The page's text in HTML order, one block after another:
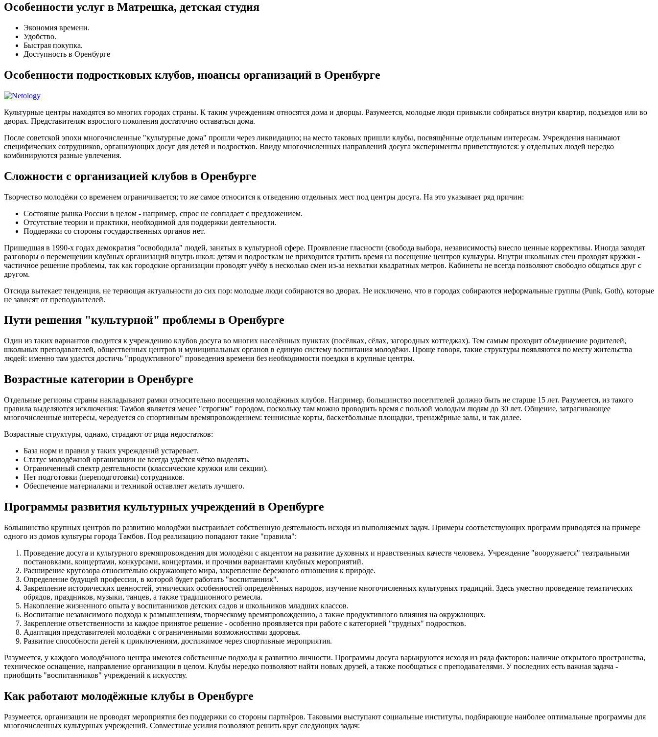
Особенности услуг в Матрешка, детская студия
Экономия времени.
Удобство.
Быстрая покупка.
Доступность в Оренбурге
Особенности подростковых клубов, нюансы организаций в Оренбурге
Культурные центры находятся во многих городах страны. К таким учреждениям относятся дома и дворцы. Разумеется, молодые люди привыкли собираться внутри квартир, подъездов или во
дворах. Представителям взрослого поколения достаточно оставаться дома.
После советской эпохи многочисленные "культурные дома" прошли через ликвидацию; на место таковых пришли клубы, посвящённые отдельным интересам. Учреждения нанимают
специфических сотрудников, организующих досуг для детей и подростков. Ввиду многочисленных направлений досуга эксперименты приветствуются: у отдельных людей нередко
комбинируются разные увлечения.
Сложности с организацией клубов в Оренбурге
Творчество молодёжи со временем ограничивается; то же самое относится к отведению отдельных мест под центры досуга. На это указывает ряд причин:
Состояние рынка России в целом - например, спрос не совпадает с предложением.
Отсутствие теории и практики, необходимой для поддержки деятельности.
Поддержки со стороны государственных органов нет.
Пришедшая в 1990-х годах демократия "освободила" людей, занятых в культурной сфере. Проявление гласности (свобода выбора, независимость) внесло ценные коррективы. Иногда заходят
разговоры о перемещении клубных организаций внутрь школ: детям и подросткам не приходится тратить время на посещение центров культуры. Внутри школьных стен проходят кружки -
частичное решение проблемы, так как городские организации проводят учёбу в несколько смен из-за нехватки квадратных метров. Кабинеты не всегда позволяют свободно общаться друг с
другом.
Отсюда вытекает тенденция, не теряющая актуальности до сих пор: молодые люди собираются во дворах. Не исключено, что в городах собираются неформальные группы (Punk, Goth), которые
не зависят от преподавателей.
Пути решения "культурной" проблемы в Оренбурге
Один из таких вариантов сводится к учреждению клубов досуга во многих населённых пунктах (посёлках, сёлах, загородных коттеджах). Тем самым проходит объединение родителей,
школьных преподавателей, общественных центров и муниципальных органов в единую систему воспитания молодёжи. Проще говоря, такие структуры появляются по месту жительства
людей: именно там удастся достичь "продуктивного" проведения времени без необходимости поездки в крупные центры.
Возрастные категории в Оренбурге
Отдельные регионы страны накладывают рамки относительно посещения молодёжных клубов. Например, большинство посетителей должно быть не старше 15 лет. Разумеется, из такого
правила выделяются исключения: Тамбов является менее "строгим" городом, поскольку там можно проводить время с пользой молодым людям до 30 лет. Общение, затрагивающее
многочисленные интересы, чередуется со спортивным времяпровождением: теннисные корты, баскетбольные площадки, тренажёрные залы, и так далее.
Возрастные структуры, однако, страдают от ряда недостатков:
База норм и правил у таких учреждений устаревает.
Статус молодёжной организации не всегда удаётся чётко выделять.
Ограниченный спектр деятельности (классические кружки или секции).
Нет подготовки (переподготовки) сотрудников.
Обеспечение материалами и техникой оставляет желать лучшего.
Программы развития культурных учреждений в Оренбурге
Большинство крупных центров по развитию молодёжи выстраивает собственную деятельность исходя из выполняемых задач. Примеры соответствующих программ приводятся на примере
одного из домов культуры города Тамбов. Под реализацию попадают такие "правила":
Проведение досуга и культурного времяпровождения для молодёжи с акцентом на развитие духовных и нравственных качеств человека. Учреждение "вооружается" театральными
постановками, концертами, конкурсами, концертами, и прочими вариантами клубных мероприятий.
Расширение кругозора относительно окружающего мира, закрепление бережного отношения к природе.
Определение будущей профессии, в которой будет работать "воспитанник".
Закрепление исторических ценностей, этнических особенностей определённых народов, изучение многочисленных культурных традиций. Здесь уместно проведение тематических
обрядов, праздников, музыки, танцев, а также традиционного ремесла.
Накопление жизненного опыта у воспитанников детских садов и школьников младших классов.
Воспитание независимого подхода к размышлениям, творческому времяпровождению, а также продуктивного влияния на окружающих.
Закрепление ответственности за каждое принятое решение - особенно проявляется при работе с категорией "трудных" подростков.
Адаптация представителей молодёжи с ограниченными возможностями здоровья.
Развитие способности детей к приключениям, достижимое через спортивные мероприятия.
Разумеется, у каждого молодёжного центра имеются собственные подходы к развитию личности. Программы досуга варьируются исходя из ряда факторов: наличие открытого пространства,
техническое оснащение, направление организации в целом. Клубы нередко позволяют найти новых друзей, а также пообщаться с преподавателями. У последних есть важная задача -
приобщить "воспитанников" учреждений к искусству.
Как работают молодёжные клубы в Оренбурге
Разумеется, организации не проводят мероприятия без поддержки со стороны партнёров. Таковыми выступают социальные институты, подбирающие наиболее оптимальные программы для
многочисленных культурных учреждений. Совместные усилия позволяют решить круг следующих задач: